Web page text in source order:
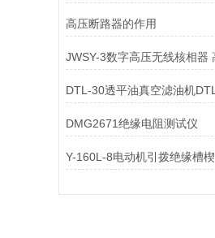
高压断路器的作用
DMG2671绝缘电阻测试仪
Y-160L-8电动机引拨绝缘槽楔